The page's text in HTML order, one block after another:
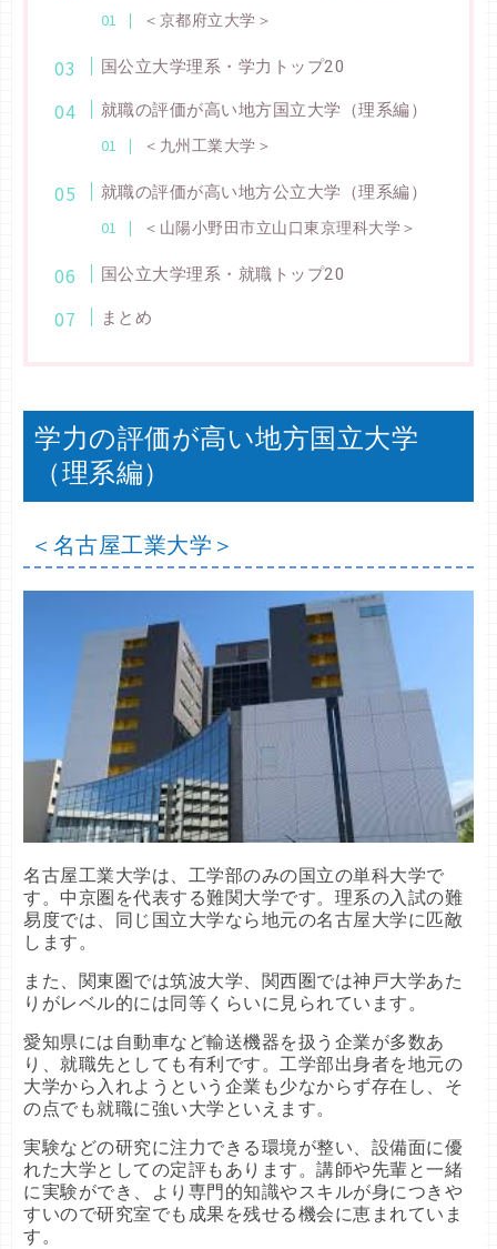
＜京都府立大学＞
国公立大学理系・学力トップ20
就職の評価が高い地方国立大学（理系編）
＜九州工業大学＞
就職の評価が高い地方公立大学（理系編）
＜山陽小野田市立山口東京理科大学＞
国公立大学理系・就職トップ20
まとめ
学力の評価が高い地方国立大学
（理系編）
＜名古屋工業大学＞
名古屋工業大学は、工学部のみの国立の単科大学で
す。中京圏を代表する難関大学です。理系の入試の難
易度では、同じ国立大学なら地元の名古屋大学に匹敵
します。
また、関東圏では筑波大学、関西圏では神戸大学あた
りがレベル的には同等くらいに見られています。
愛知県には自動車など輸送機器を扱う企業が多数あ
り、就職先としても有利です。工学部出身者を地元の
大学から入れようという企業も少なからず存在し、そ
の点でも就職に強い大学といえます。
実験などの研究に注力できる環境が整い、設備面に優
れた大学としての定評もあります。講師や先輩と一緒
に実験ができ、より専門的知識やスキルが身につきや
すいので研究室でも成果を残せる機会に恵まれていま
す。